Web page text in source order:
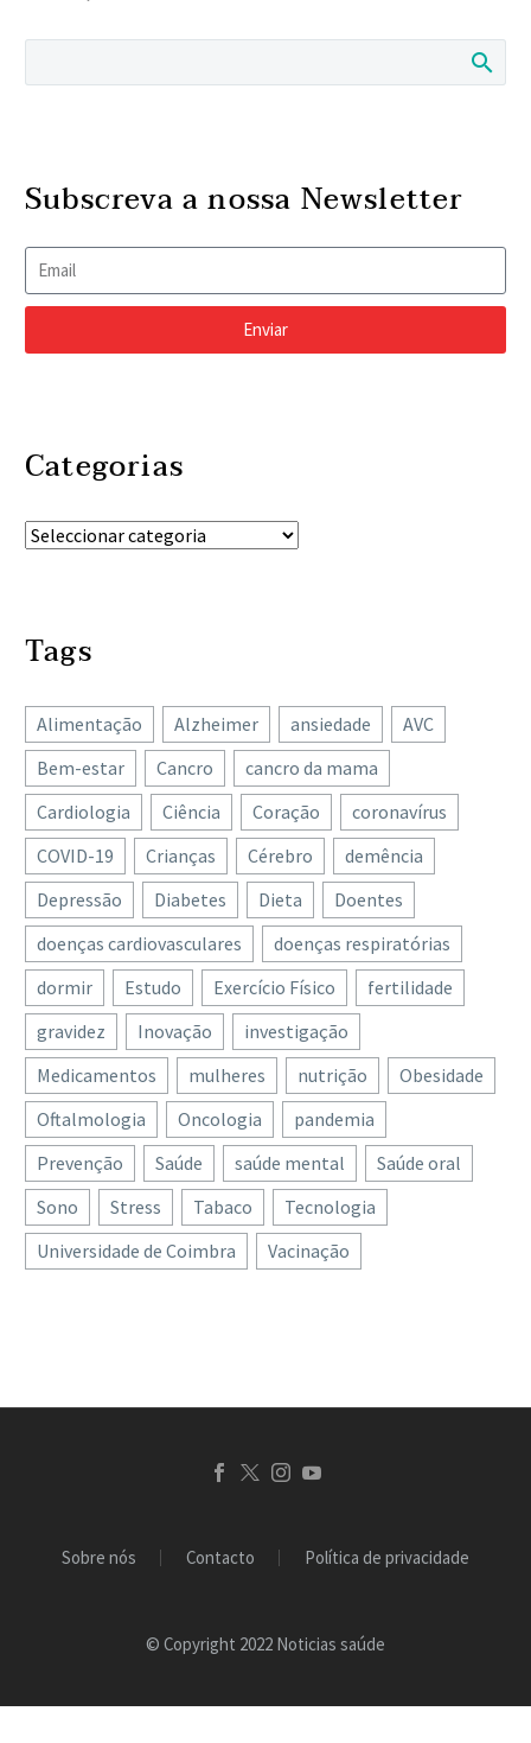
Subscreva a nossa Newsletter
Enviar
Categorias
Tags
Alimentação Alzheimer ansiedade
AVC
Bem-estar
Cancro
cancro da mama
Cardiologia
Ciência Coração
coronavírus
COVID-19
Crianças Cérebro
demência
Depressão
Diabetes Dieta
Doentes
doenças cardiovasculares
doenças respiratórias
dormir
Estudo Exercício Físico
fertilidade
gravidez
Inovação
investigação
Medicamentos
mulheres nutrição
Obesidade
Oftalmologia
Oncologia
pandemia
Prevenção
Saúde saúde mental
Saúde oral
Sono
Stress Tabaco
Tecnologia
Universidade de Coimbra
Vacinação
Sobre nós Contacto Política de privacidade
© Copyright 2022 Noticias saúde